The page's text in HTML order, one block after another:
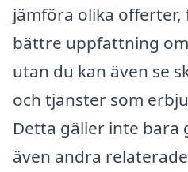
jämföra olika
bättre uppfattning
utan du kan även se
och tjänster som
Detta gäller inte bara
även andra